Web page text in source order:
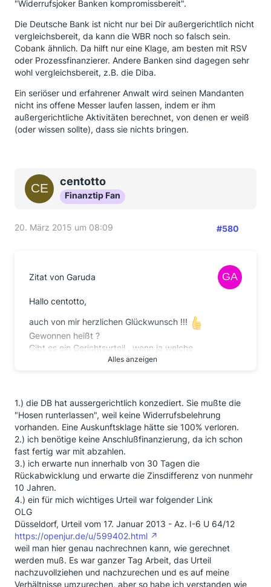
"Widerrufsjoker Banken kompromissbereit".
Die Deutsche Bank ist nicht nur bei Dir außergerichtlich nicht
vergleichsbereit, da kann die WBR noch so falsch sein.
Cobank ähnlich. Da hilft nur eine Klage, am besten mit RSV
oder Prozessfinanzierer. Andere Banken sind dagegen sehr
wohl vergleichsbereit, z.B. die Diba.
Ein seriöser und erfahrener Anwalt wird seinen Mandanten
nicht ins offene Messer laufen lassen, indem er ihm
außergerichtliche Aktivitäten berechnet, von denen er weiß
(oder wissen sollte), dass sie nichts bringen.
centotto
Finanztip Fan
20. März 2015 um 08:09 #580
Zitat von Garuda
Hallo centotto,
auch von mir herzlichen Glückwunsch !!!
Gewonnen heißt ?
Gibt es ein Gerichtsurteil , wenn ja welche
Läuft der gesamte Darlehnsbetrag samt Zinsen an
Dich zurück oder wie wurde verfahren ?
Wäre für einige User hier sowie auch für mich sehr
hilfreich,
wenn Du uns hier noch einige Details aus Deinem
"Gewinnurteil" mitteilen könntest.
Ansonsten schließe ich mich auch noch gerne den
Fragen von Pusteblume an.
Danke schon mal vorab.
Servus Peter
Alles anzeigen
1.) die DB hat aussergerichtlich konzediert. Sie mußte die
"Hosen runterlassen", weil keine Widerrufsbelehrung
vorhanden. Eine Auskunftsklage hätte sie 100% verloren.
2.) ich benötige keine Anschlußfinanzierung, da ich schon
fast fertig war mit abzahlen.
3.) ich erwarte nun innerhalb von 30 Tagen die
Rückabwicklung und erwarte die Zinsdifferenz von nunmehr
10 Jahren.
4.) ein für mich wichtiges Urteil war folgender Link
OLG
Düsseldorf, Urteil vom 17. Januar 2013 - Az. I-6 U 64/12
https://openjur.de/u/599402.html
weil man hier genau nachrechnen kann, wie gerechnet
werden muß. Es war ganzer Tag Arbeit, das Urteil
nachzuvollziehen und nachzurechen und es auf meine
Verhältnisse umzurechen, aber so habe ich verstanden wie